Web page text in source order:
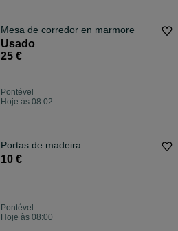
Mesa de corredor en marmore
Usado
25 €
Pontével
Hoje às 08:02
Portas de madeira
10 €
Pontével
Hoje às 08:00